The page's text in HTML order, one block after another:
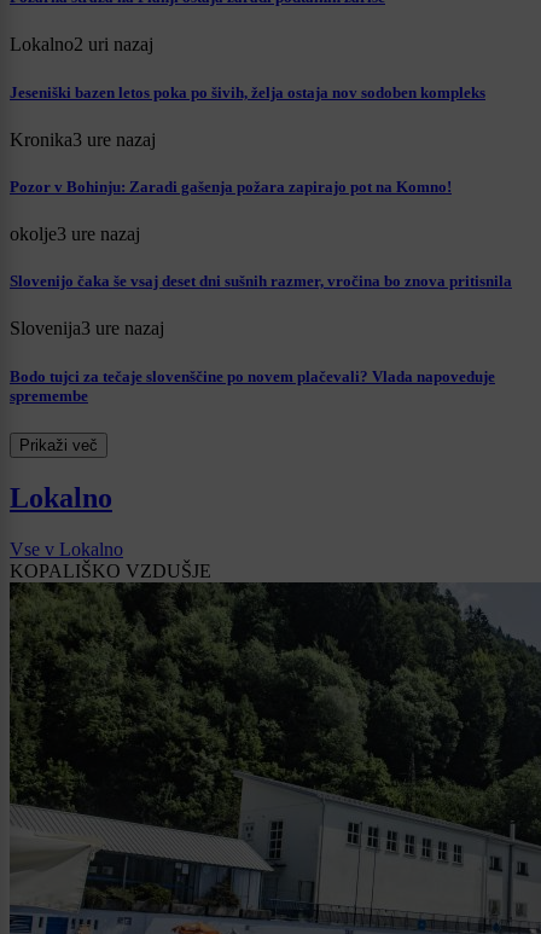
Lokalno2 uri nazaj
Jeseniški bazen letos poka po šivih, želja ostaja nov sodoben kompleks
Kronika3 ure nazaj
Pozor v Bohinju: Zaradi gašenja požara zapirajo pot na Komno!
okolje3 ure nazaj
Slovenijo čaka še vsaj deset dni sušnih razmer, vročina bo znova pritisnila
Slovenija3 ure nazaj
Bodo tujci za tečaje slovenščine po novem plačevali? Vlada napoveduje
spremembe
Prikaži več
Lokalno
Vse v Lokalno
KOPALIŠKO VZDUŠJE